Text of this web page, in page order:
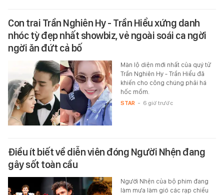
Con trai Trần Nghiên Hy - Trần Hiểu xứng danh
nhóc tỳ đẹp nhất showbiz, vẻ ngoài soái ca ngời
ngời ăn đứt cả bố
Màn lộ diện mới nhất của quý tử
Trần Nghiên Hy - Trần Hiểu đã
khiến cho công chúng phải há
hốc mồm.
STAR - 6 giờ trước
Điều ít biết về diễn viên đóng Người Nhện đang
gây sốt toàn cầu
Người Nhện của bộ phim đang
làm mưa làm gió các rạp chiếu